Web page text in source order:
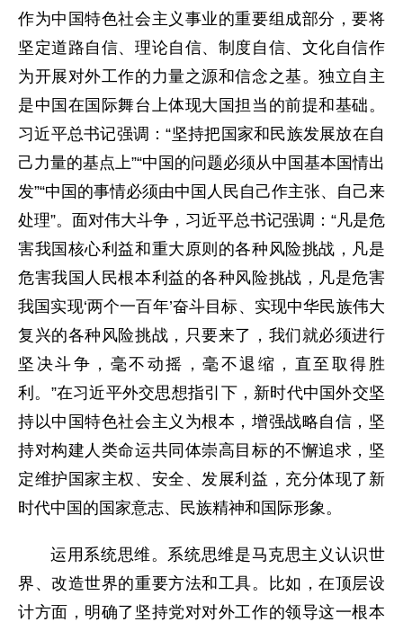
作为中国特色社会主义事业的重要组成部分，要将
坚定道路自信、理论自信、制度自信、文化自信作
为开展对外工作的力量之源和信念之基。独立自主
是中国在国际舞台上体现大国担当的前提和基础。
习近平总书记强调：“坚持把国家和民族发展放在自
己力量的基点上”“中国的问题必须从中国基本国情出
发”“中国的事情必须由中国人民自己作主张、自己来
处理”。面对伟大斗争，习近平总书记强调：“凡是危
害我国核心利益和重大原则的各种风险挑战，凡是
危害我国人民根本利益的各种风险挑战，凡是危害
我国实现‘两个一百年’奋斗目标、实现中华民族伟大
复兴的各种风险挑战，只要来了，我们就必须进行
坚决斗争，毫不动摇，毫不退缩，直至取得胜
利。”在习近平外交思想指引下，新时代中国外交坚
持以中国特色社会主义为根本，增强战略自信，坚
持对构建人类命运共同体崇高目标的不懈追求，坚
定维护国家主权、安全、发展利益，充分体现了新
时代中国的国家意志、民族精神和国际形象。
运用系统思维。系统思维是马克思主义认识世
界、改造世界的重要方法和工具。比如，在顶层设
计方面，明确了坚持党对对外工作的领导这一根本